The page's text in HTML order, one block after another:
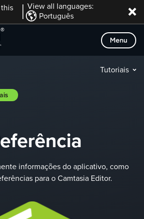
View all languages:
Português
Menu
Tutoriais
informações do aplicativo, como
para o Camtasia Editor.